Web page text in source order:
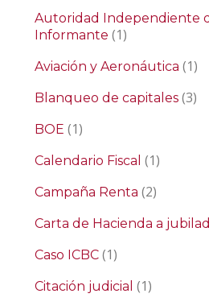
Autoridad Independiente
Informante (1)
Aviación y Aeronáutica (1)
Blanqueo de capitales (3)
BOE (1)
Calendario Fiscal (1)
Campaña Renta (2)
Carta de Hacienda a
Caso ICBC (1)
Citación judicial (1)